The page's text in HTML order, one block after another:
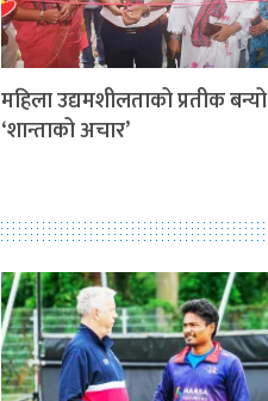
महिला उद्यमशीलताको प्रतीक बन्यो
‘शान्ताको अचार’